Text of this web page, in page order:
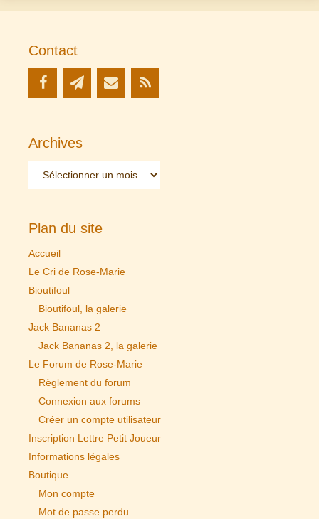
Contact
Archives
Plan du site
Accueil
Le Cri de Rose-Marie
Bioutifoul
Bioutifoul, la galerie
Jack Bananas 2
Jack Bananas 2, la galerie
Le Forum de Rose-Marie
Règlement du forum
Connexion aux forums
Créer un compte utilisateur
Inscription Lettre Petit Joueur
Informations légales
Boutique
Mon compte
Mot de passe perdu